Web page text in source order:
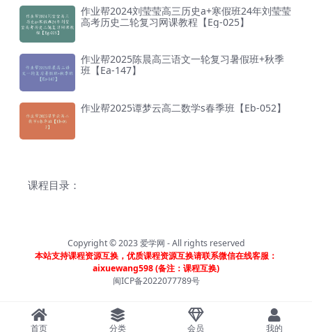
作业帮2024刘莹莹高三历史a+寒假班24年刘莹莹
高考历史二轮复习网课教程【Eg-025】
作业帮2025陈晨高三语文一轮复习暑假班+秋季
班【Ea-147】
作业帮2025谭梦云高二数学s春季班【Eb-052】
课程目录：
Copyright © 2023爱学网 - All rights reserved
本站支持课程资源互换，优质课程资源互换请联系微信在线客服：
aixuewang598 (备注：课程互换)
闽ICP备2022077789号
首页 分类 会员 我的